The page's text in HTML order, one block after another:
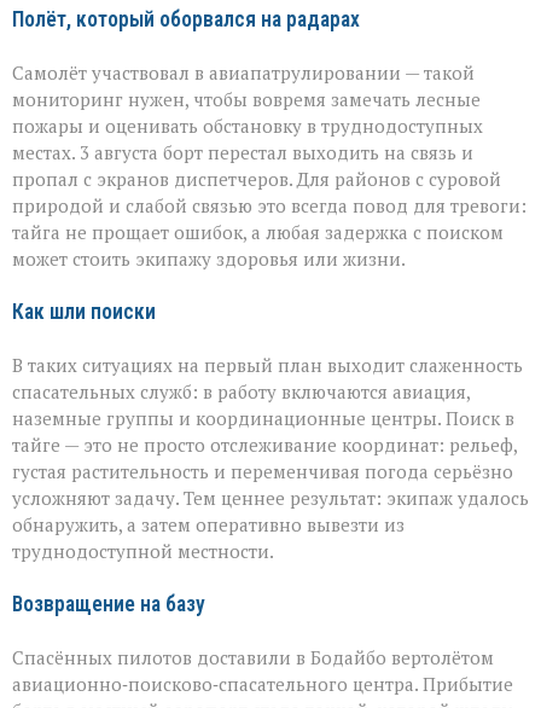
Полёт, который оборвался на радарах
Самолёт участвовал в авиапатрулировании — такой
мониторинг нужен, чтобы вовремя замечать лесные
пожары и оценивать обстановку в труднодоступных
местах. 3 августа борт перестал выходить на связь и
пропал с экранов диспетчеров. Для районов с суровой
природой и слабой связью это всегда повод для тревоги:
тайга не прощает ошибок, а любая задержка с поиском
может стоить экипажу здоровья или жизни.
Как шли поиски
В таких ситуациях на первый план выходит слаженность
спасательных служб: в работу включаются авиация,
наземные группы и координационные центры. Поиск в
тайге — это не просто отслеживание координат: рельеф,
густая растительность и переменчивая погода серьёзно
усложняют задачу. Тем ценнее результат: экипаж удалось
обнаружить, а затем оперативно вывезти из
труднодоступной местности.
Возвращение на базу
Спасённых пилотов доставили в Бодайбо вертолётом
авиационно‑поисково‑спасательного центра. Прибытие